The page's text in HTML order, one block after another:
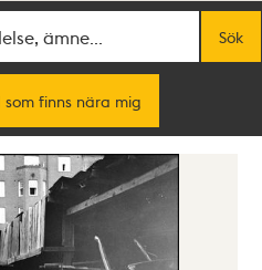
Sök
som finns nära mig